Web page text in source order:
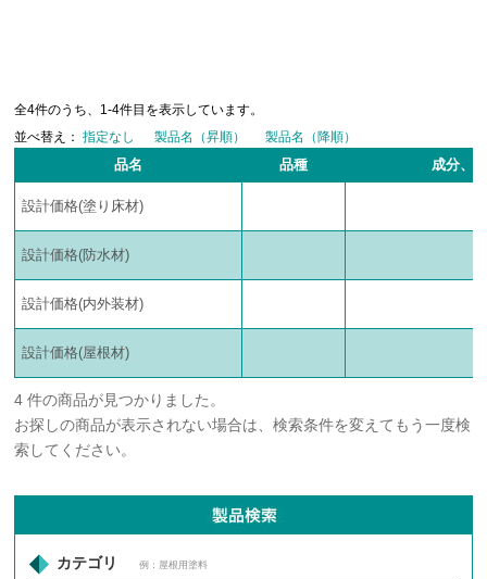
全4件のうち、1-4件目を表示しています。
並べ替え：
指定なし 製品名（昇順） 製品名（降順）
品名 品種 成分、
設計価格(塗り床材)
設計価格(防水材)
設計価格(内外装材)
設計価格(屋根材)
4 件の商品が見つかりました。
お探しの商品が表示されない場合は、検索条件を変えてもう一度検
索してください。
カテゴリ 例：屋根用塗料